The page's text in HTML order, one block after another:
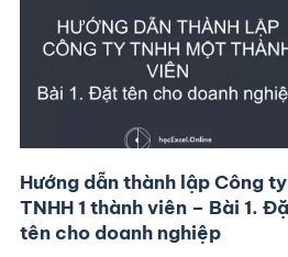
Hướng dẫn thành lập Công ty
TNHH 1 thành viên – Bài 1.
tên cho doanh nghiệp